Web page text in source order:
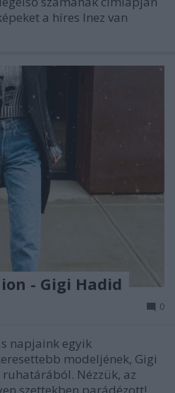
a híres Inez van
- Gigi Hadid
0
napjaink egyik
modeljének, Gigi
Nézzük, az
szettekben parádézott!